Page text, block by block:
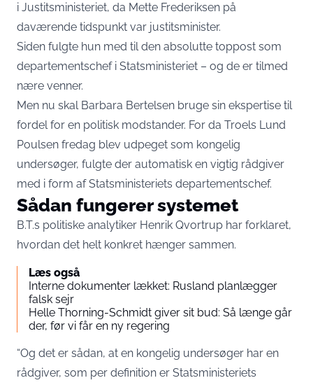
i Justitsministeriet, da Mette Frederiksen på
daværende tidspunkt var justitsminister.
Siden fulgte hun med til den absolutte toppost som
departementschef i Statsministeriet – og de er tilmed
nære venner.
Men nu skal Barbara Bertelsen bruge sin ekspertise til
fordel for en politisk modstander. For da Troels Lund
Poulsen fredag blev udpeget som kongelig
undersøger, fulgte der automatisk en vigtig rådgiver
med i form af Statsministeriets departementschef.
Sådan fungerer systemet
B.T.s politiske analytiker Henrik Qvortrup har forklaret,
hvordan det helt konkret hænger sammen.
Læs også
Interne dokumenter lækket: Rusland planlægger
falsk sejr
Helle Thorning-Schmidt giver sit bud: Så længe går
der, før vi får en ny regering
“Og det er sådan, at en kongelig undersøger har en
rådgiver, som per definition er Statsministeriets